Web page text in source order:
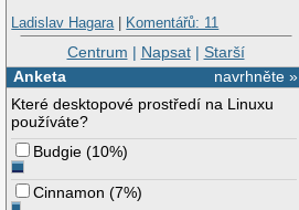
Ladislav Hagara| Komentářů: 11
Centrum | Napsat| Starší
navrhněte »
Anketa
Které desktopové prostředí na Linuxu
používáte?
Budgie (10%)
Cinnamon (7%)